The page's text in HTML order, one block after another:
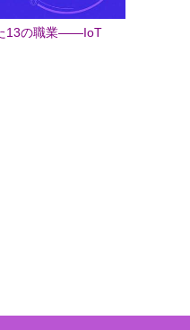
13の職業――IoT